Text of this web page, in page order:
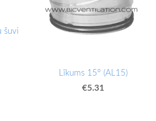
šuvi
Līkums 15° (AL15)
€5.31